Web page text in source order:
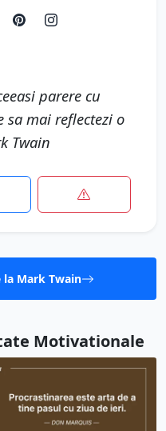
parere cu
sa mai reflectezi o
Twain
Mark Twain
Motivationale